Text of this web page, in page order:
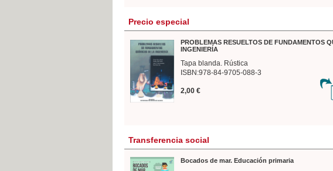
Precio especial
PROBLEMAS RESUELTOS DE FUNDAMENTOS
INGENIERÍA
Tapa blanda. Rústica
ISBN:978-84-9705-088-3
2,00 €
Transferencia social
Bocados de mar. Educación primaria